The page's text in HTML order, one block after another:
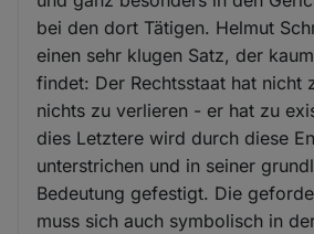
bei den dort Tätigen. Helmut
einen sehr klugen Satz, der
findet: Der Rechtsstaat hat nicht
nichts zu verlieren - er hat zu
dies Letztere wird durch diese
unterstrichen und in seiner
Bedeutung gefestigt. Die
muss sich auch symbolisch in